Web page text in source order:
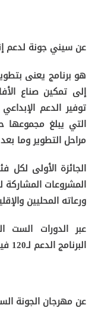
عن سيني جونة لدعم
هو برنامج يعنى
إلى تمكين صناع
توفير الدعم
مراحل التطوير وما بعد
المشروعات
ورعاته المحليين
عبر الدورات الست
البرنامج الدعم لـ120 فيلماً، وقد فاز بعض تلك الأفلام بجوائز دولية.
عن مهرجان الجونة